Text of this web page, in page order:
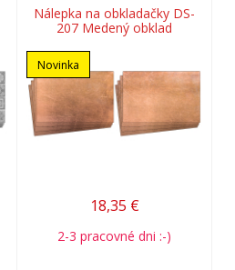
Nálepka na obkladačky DS-
207 Medený obklad
Novinka
18,35 €
2-3 pracovné dni :-)